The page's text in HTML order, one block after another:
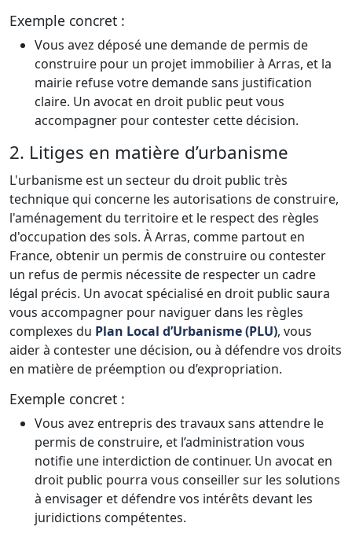
Exemple concret :
Vous avez déposé une demande de permis de
construire pour un projet immobilier à Arras, et la
mairie refuse votre demande sans justification
claire. Un avocat en droit public peut vous
accompagner pour contester cette décision.
2. Litiges en matière d’urbanisme
L'urbanisme est un secteur du droit public très
technique qui concerne les autorisations de construire,
l'aménagement du territoire et le respect des règles
d'occupation des sols. À Arras, comme partout en
France, obtenir un permis de construire ou contester
un refus de permis nécessite de respecter un cadre
légal précis. Un avocat spécialisé en droit public saura
vous accompagner pour naviguer dans les règles
complexes du Plan Local d’Urbanisme (PLU), vous
aider à contester une décision, ou à défendre vos droits
en matière de préemption ou d’expropriation.
Exemple concret :
Vous avez entrepris des travaux sans attendre le
permis de construire, et l’administration vous
notifie une interdiction de continuer. Un avocat en
droit public pourra vous conseiller sur les solutions
à envisager et défendre vos intérêts devant les
juridictions compétentes.